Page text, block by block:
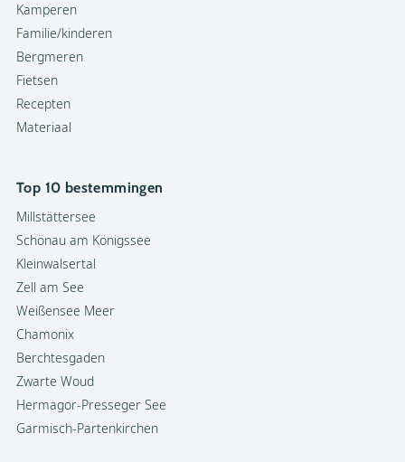
Kamperen
Familie/kinderen
Bergmeren
Fietsen
Recepten
Materiaal
Top 10 bestemmingen
Millstättersee
Schönau am Königssee
Kleinwalsertal
Zell am See
Weißensee Meer
Chamonix
Berchtesgaden
Zwarte Woud
Hermagor-Presseger See
Garmisch-Partenkirchen